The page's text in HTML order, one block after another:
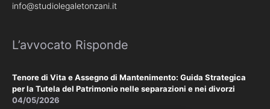
info@studiolegaletonzani.it
L’avvocato Risponde
Tenore di Vita e Assegno di Mantenimento: Guida Strategica
per la Tutela del Patrimonio nelle separazioni e nei divorzi
04/05/2026